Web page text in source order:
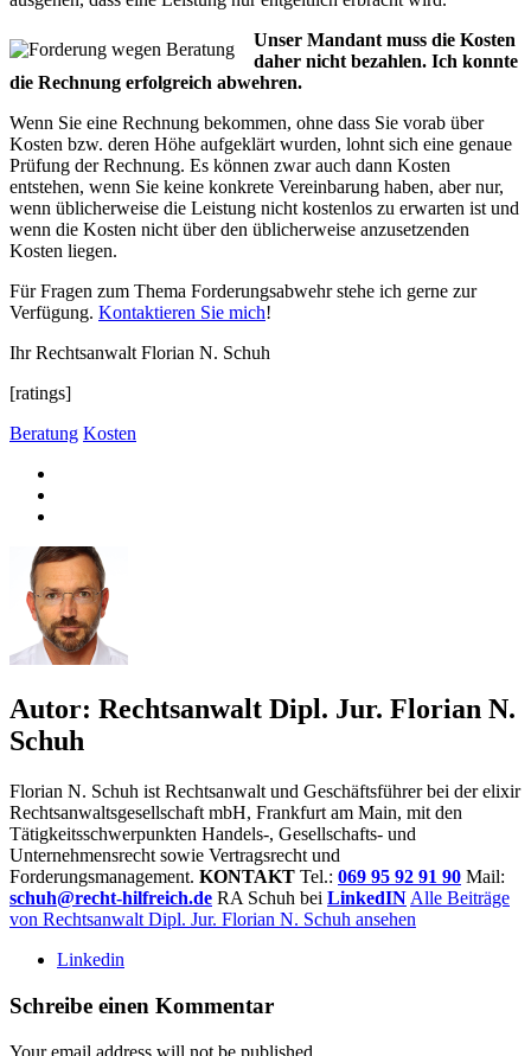
Unser Mandant muss die Kosten
daher nicht bezahlen. Ich konnte
die Rechnung erfolgreich abwehren.
Wenn Sie eine Rechnung bekommen, ohne dass Sie vorab über
Kosten bzw. deren Höhe aufgeklärt wurden, lohnt sich eine genaue
Prüfung der Rechnung. Es können zwar auch dann Kosten
entstehen, wenn Sie keine konkrete Vereinbarung haben, aber nur,
wenn üblicherweise die Leistung nicht kostenlos zu erwarten ist und
wenn die Kosten nicht über den üblicherweise anzusetzenden
Kosten liegen.
Für Fragen zum Thema Forderungsabwehr stehe ich gerne zur
Verfügung. Kontaktieren Sie mich!
Ihr Rechtsanwalt Florian N. Schuh
[ratings]
Beratung Kosten
Autor: Rechtsanwalt Dipl. Jur. Florian N.
Schuh
Florian N. Schuh ist Rechtsanwalt und Geschäftsführer bei der elixir
Rechtsanwaltsgesellschaft mbH, Frankfurt am Main, mit den
Tätigkeitsschwerpunkten Handels-, Gesellschafts- und
Unternehmensrecht sowie Vertragsrecht und
Forderungsmanagement. KONTAKT Tel.: 069 95 92 91 90 Mail:
schuh@recht-hilfreich.de RA Schuh bei LinkedIN Alle Beiträge
von Rechtsanwalt Dipl. Jur. Florian N. Schuh ansehen
Linkedin
Schreibe einen Kommentar
Your email address will not be published.